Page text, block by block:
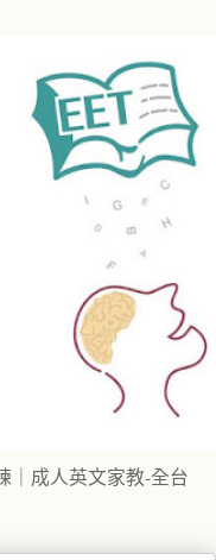
｜成人英文家教-全台